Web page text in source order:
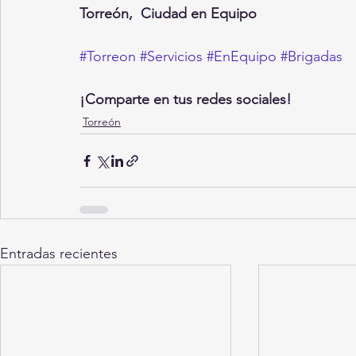
Torreón,  Ciudad en Equipo
#Torreon #Servicios #EnEquipo #Brigadas
¡Comparte en tus redes sociales!
Torreón
Entradas recientes